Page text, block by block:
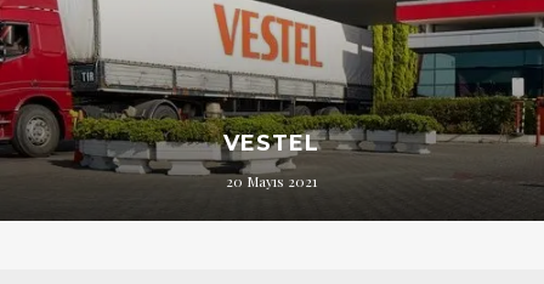
VESTEL
20 Mayıs 2021